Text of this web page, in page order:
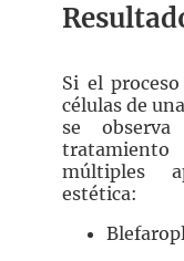
Si el
células de
se
múltiples
estética: